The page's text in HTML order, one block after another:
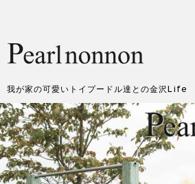
我が家の可愛いトイプードル達との金沢Life